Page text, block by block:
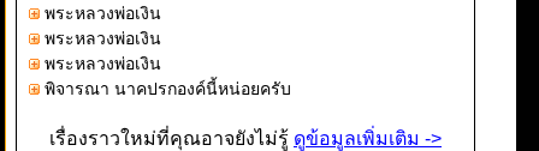
พระหลวงพ่อเงิน
พระหลวงพ่อเงิน
พระหลวงพ่อเงิน
พิจารณา นาคปรกองค์นี้หน่อยครับ
เรื่องราวใหม่ที่คุณอาจยังไม่รู้ ดูข้อมูลเพิ่มเติม ->